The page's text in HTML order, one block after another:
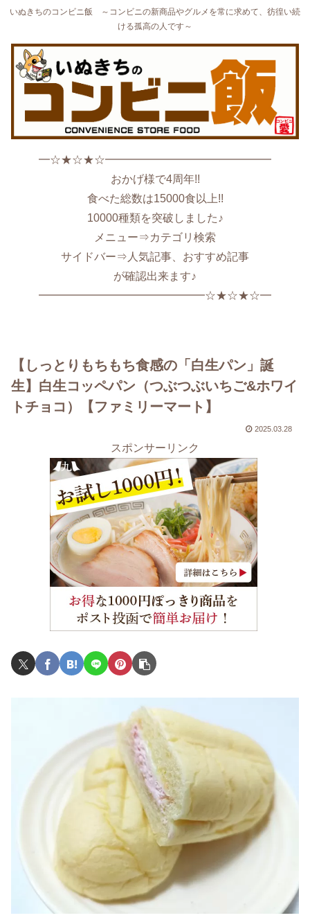
いぬきちのコンビニ飯 ～コンビニの新商品やグルメを常に求めて、彷徨い続
ける孤高の人です～
━☆★☆★☆━━━━━━━━━━━━━━━
おかげ様で4周年!!
食べた総数は15000食以上!!
10000種類を突破しました♪
メニュー⇒カテゴリ検索
サイドバー⇒人気記事、おすすめ記事
が確認出来ます♪
━━━━━━━━━━━━━━━☆★☆★☆━
【しっとりもちもち食感の「白生パン」誕
生】白生コッペパン（つぶつぶいちご&ホワイ
トチョコ）【ファミリーマート】
2025.03.28
スポンサーリンク